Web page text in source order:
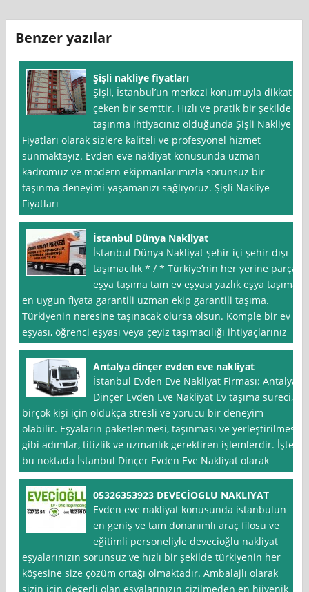
Benzer yazılar
Şişli nakliye fiyatları
Şişli, İstanbul’un merkezi konumuyla dikkat
çeken bir semttir. Hızlı ve pratik bir şekilde
taşınma ihtiyacınız olduğunda Şişli Nakliye
Fiyatları olarak sizlere kaliteli ve profesyonel hizmet
sunmaktayız. Evden eve nakliyat konusunda uzman
kadromuz ve modern ekipmanlarımızla sorunsuz bir
taşınma deneyimi yaşamanızı sağlıyoruz. Şişli Nakliye
Fiyatları
İstanbul Dünya Nakliyat
İstanbul Dünya Nakliyat şehir içi şehir dışı
taşımacılık * / * Türkiye’nin her yerine parça
eşya taşıma tam ev eşyası yazlık eşya taşıma
en uygun fiyata garantili uzman ekip garantili taşıma.
Türkiyenin neresine taşınacak olursa olsun. Komple bir ev
eşyası, öğrenci eşyası veya çeyiz taşımacılığı ihtiyaçlarınız
Antalya dinçer evden eve nakliyat
İstanbul Evden Eve Nakliyat Firması: Antalya
Dinçer Evden Eve Nakliyat Ev taşıma süreci,
birçok kişi için oldukça stresli ve yorucu bir deneyim
olabilir. Eşyaların paketlenmesi, taşınması ve yerleştirilmesi
gibi adımlar, titizlik ve uzmanlık gerektiren işlemlerdir. İşte
bu noktada İstanbul Dinçer Evden Eve Nakliyat olarak
05326353923 DEVECİOGLU NAKLIYAT
Evden eve nakliyat konusunda istanbulun
en geniş ve tam donanımlı araç filosu ve
eğitimli personeliyle devecioğlu nakliyat
eşyalarınızın sorunsuz ve hızlı bir şekilde türkiyenin her
köşesine size çözüm ortağı olmaktadır. Ambalajlı olarak
sizin için değerli olan eşyalarınızın çizilmeden en hijyenik